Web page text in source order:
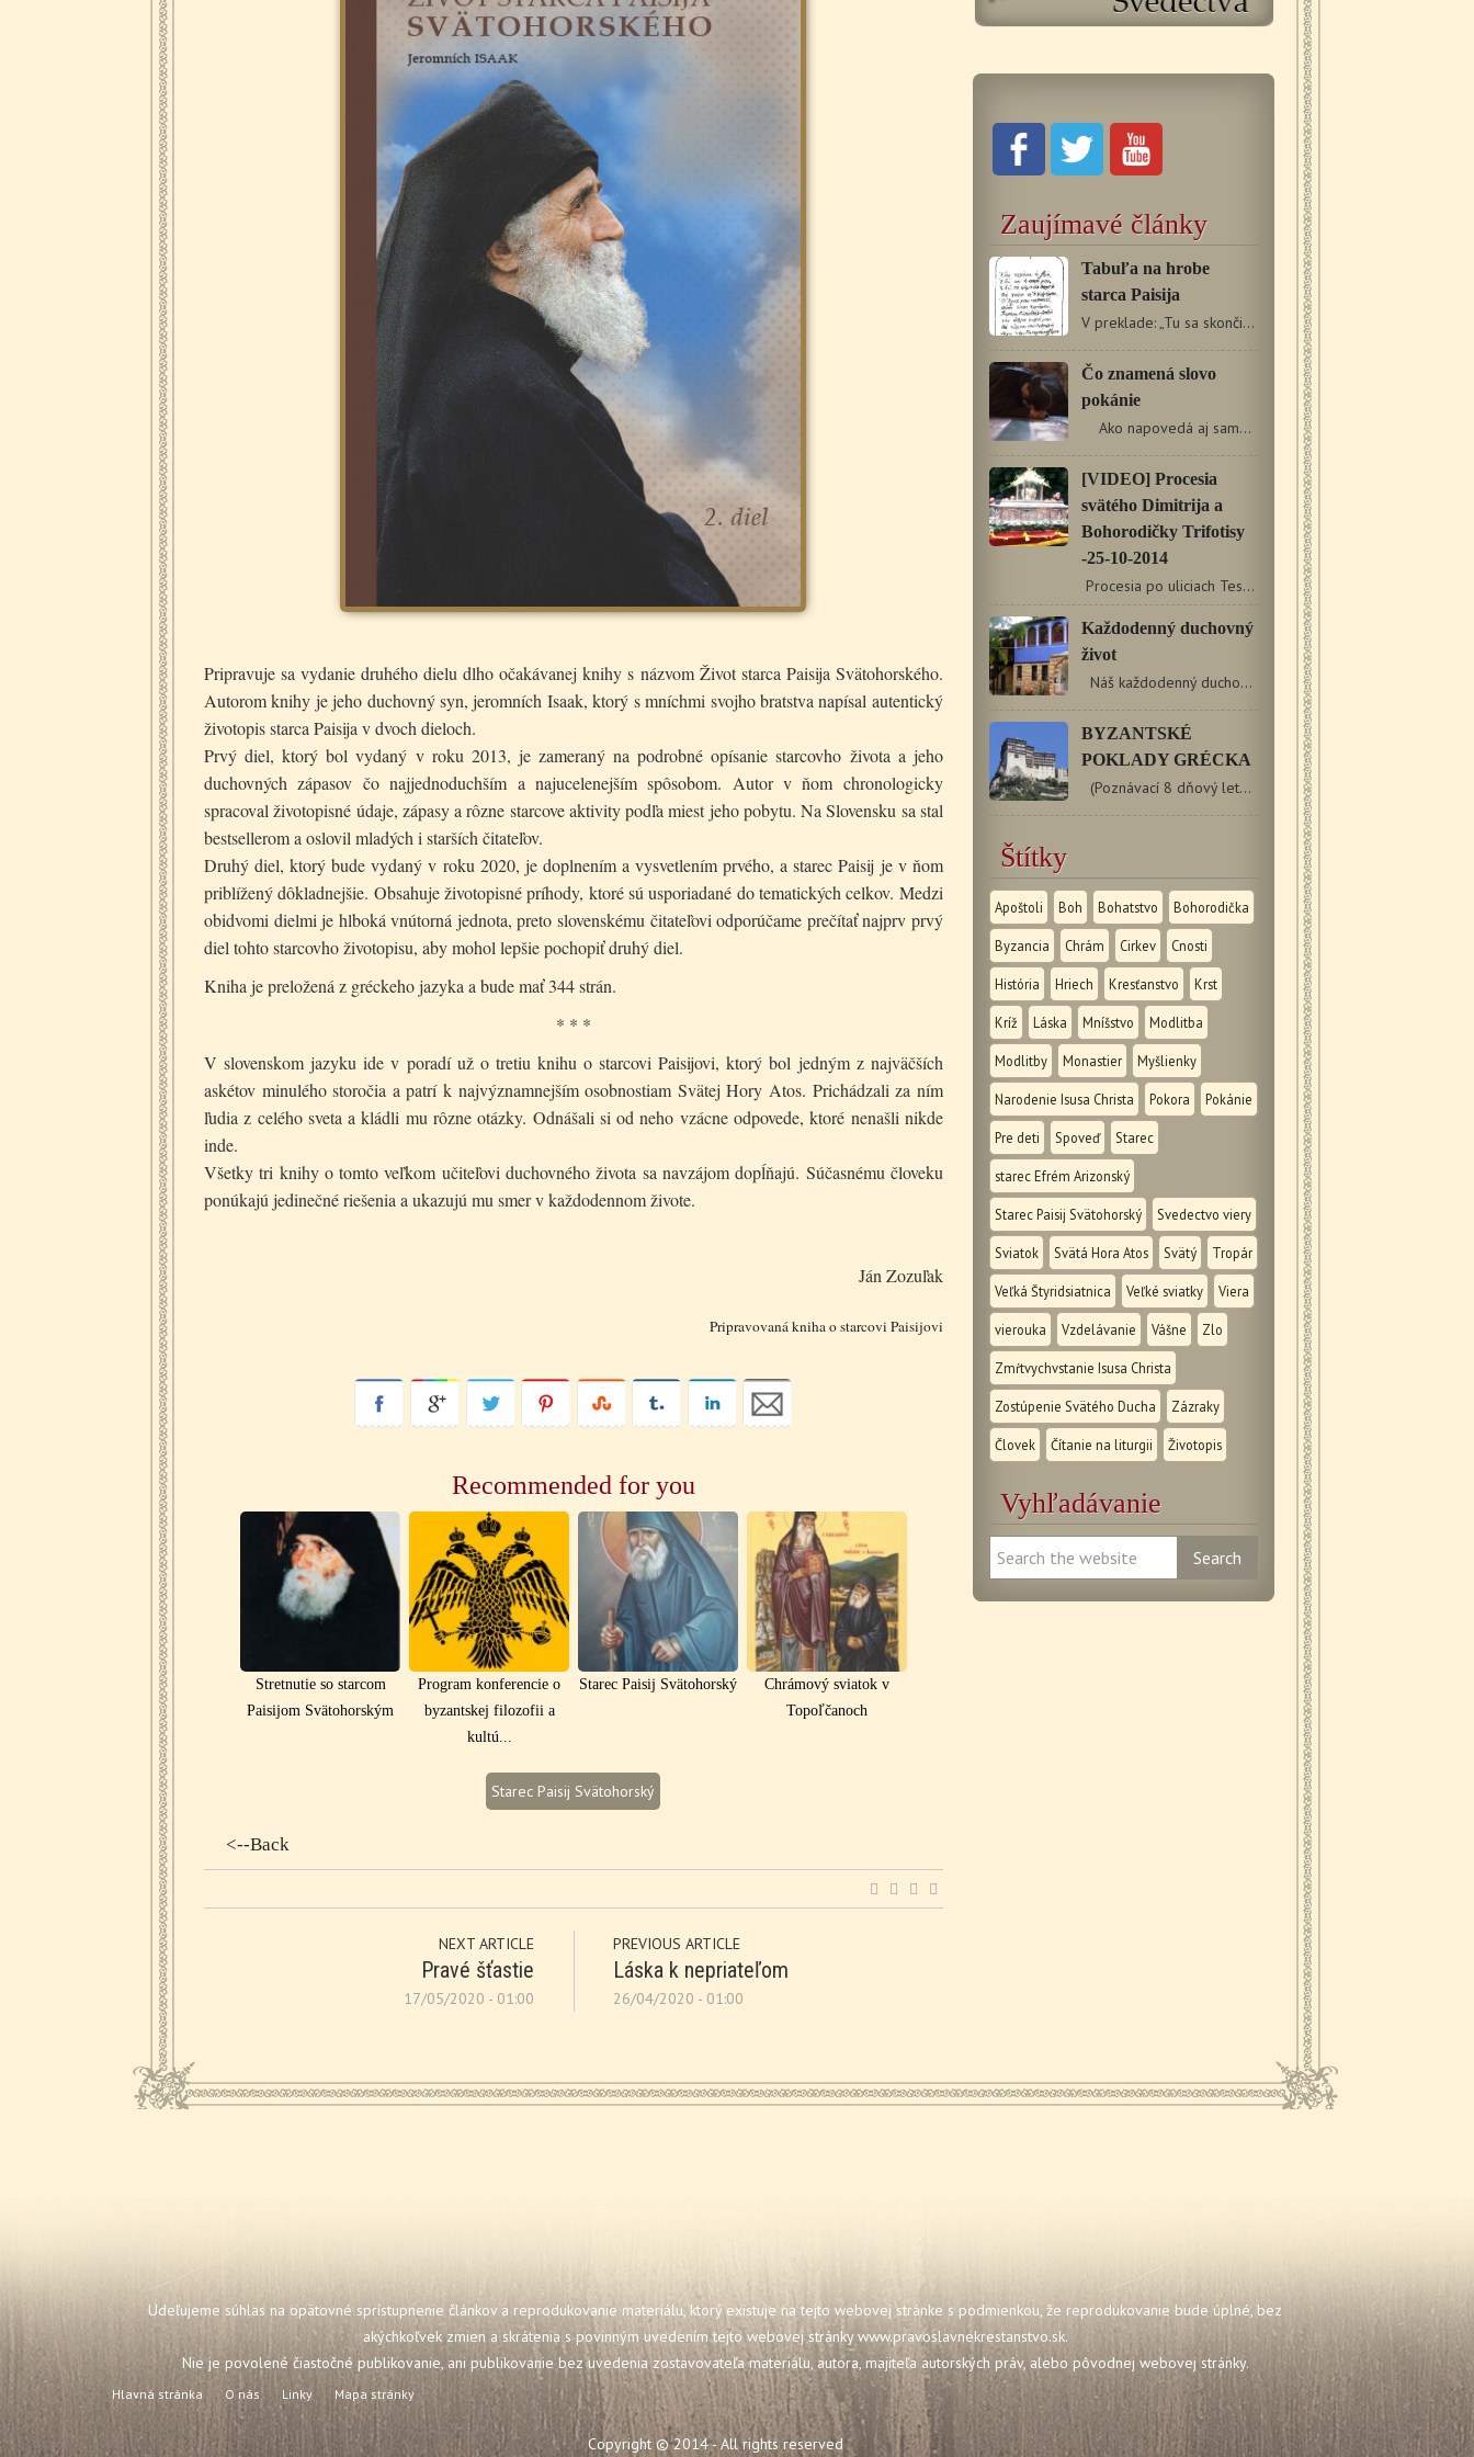
Pripravuje sa vydanie druhého dielu dlho očakávanej knihy s názvom Život starca Paisija Svätohorského.
Autorom knihy je jeho duchovný syn, jeromních Isaak, ktorý s mníchmi svojho bratstva napísal autentický
životopis starca Paisija v dvoch dieloch.
Prvý diel, ktorý bol vydaný v roku 2013, je zameraný na podrobné opísanie starcovho života a jeho
duchovných zápasov čo najjednoduchším a najucelenejším spôsobom. Autor v ňom chronologicky
spracoval životopisné údaje, zápasy a rôzne starcove aktivity podľa miest jeho pobytu. Na Slovensku sa stal
bestsellerom a oslovil mladých i starších čitateľov.
Druhý diel, ktorý bude vydaný v roku 2020, je doplnením a vysvetlením prvého, a starec Paisij je v ňom
priblížený dôkladnejšie. Obsahuje životopisné príhody, ktoré sú usporiadané do tematických celkov. Medzi
obidvomi dielmi je hlboká vnútorná jednota, preto slovenskému čitateľovi odporúčame prečítať najprv prvý
diel tohto starcovho životopisu, aby mohol lepšie pochopiť druhý diel.
Kniha je preložená z gréckeho jazyka a bude mať 344 strán.
* * *
V slovenskom jazyku ide v poradí už o tretiu knihu o starcovi Paisijovi, ktorý bol jedným z najväčších
askétov minulého storočia a patrí k najvýznamnejším osobnostiam Svätej Hory Atos. Prichádzali za ním
ľudia z celého sveta a kládli mu rôzne otázky. Odnášali si od neho vzácne odpovede, ktoré nenašli nikde
inde.
Všetky tri knihy o tomto veľkom učiteľovi duchovného života sa navzájom dopĺňajú. Súčasnému človeku
ponúkajú jedinečné riešenia a ukazujú mu smer v každodennom živote.
Ján Zozuľak
Pripravovaná kniha o starcovi Paisijovi
Recommended for you
Stretnutie so starcom
Paisijom Svätohorským
Program konferencie o
byzantskej filozofii a
kultú...
Starec Paisij Svätohorský
Chrámový sviatok v
Topoľčanoch
Starec Paisij Svätohorský
<--Back
NEXT ARTICLE
Pravé šťastie
17/05/2020 - 01:00
PREVIOUS ARTICLE
Láska k nepriateľom
26/04/2020 - 01:00
Zaujímavé články
Tabuľa na hrobe
starca Paisija
V preklade: „Tu sa skončil život, tu aj môj dych, tu bude…
Čo znamená slovo
pokánie
Ako napovedá aj samotné slovo, pokánie znamená…
[VIDEO] Procesia
svätého Dimitrija a
Bohorodičky Trifotisy
-25-10-2014
Procesia po uliciach Tessaloník pri príležitosti sviatku…
Každodenný duchovný
život
Náš každodenný duchovný život by mal mať dve roviny:…
BYZANTSKÉ
POKLADY GRÉCKA
(Poznávací 8 dňový letecký zájazd) Dátum: 25.…
Štítky
Apoštoli Boh Bohatstvo Bohorodička
Byzancia Chrám Cirkev Cnosti
História Hriech Kresťanstvo Krst
Kríž Láska Mníšstvo Modlitba
Modlitby Monastier Myšlienky
Narodenie Isusa Christa Pokora Pokánie
Pre deti Spoveď Starec
starec Efrém Arizonský
Starec Paisij Svätohorský Svedectvo viery
Sviatok Svätá Hora Atos Svätý Tropár
Veľká Štyridsiatnica Veľké sviatky Viera
vierouka Vzdelávanie Vášne Zlo
Zmŕtvychvstanie Isusa Christa
Zostúpenie Svätého Ducha Zázraky
Človek Čítanie na liturgii Životopis
Vyhľadávanie
Udeľujeme súhlas na opätovné sprístupnenie článkov a reprodukovanie materiálu, ktorý existuje na tejto webovej stránke s podmienkou, že reprodukovanie bude úplné, bez
akýchkoľvek zmien a skrátenia s povinným uvedením tejto webovej stránkywww.pravoslavnekrestanstvo.sk.
Nie je povolené čiastočné publikovanie, ani publikovanie bez uvedenia zostavovateľa materiálu, autora, majiteľa autorských práv, alebo pôvodnej webovej stránky.
Hlavná stránka O nás Linky Mapa stránky
Copyright © 2014 - All rights reserved